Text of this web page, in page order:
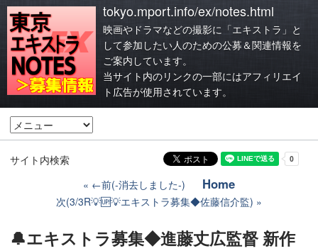
tokyo.mport.info/ex/notes.html
映画やドラマなどの撮影に「エキストラ」と
して参加したい人のための公募＆関連情報を
ご案内しています。
当サイト内のリンクの一部にはアフィリエイ
ト広告が使用されています。
サイト内検索
←前(-消去しました-)
Home
次(3/3R💡🆙💡エキストラ募集◆佐藤信介監)
🔔エキストラ募集◆進藤丈広監督 新作